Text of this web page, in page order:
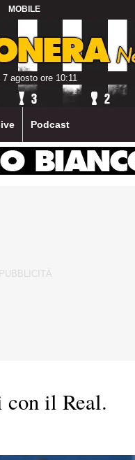
MOBILE
7 agosto ore 10:11
Podcast
con il Real.